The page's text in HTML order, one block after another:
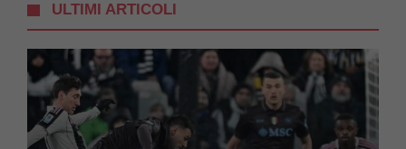
ULTIMI ARTICOLI